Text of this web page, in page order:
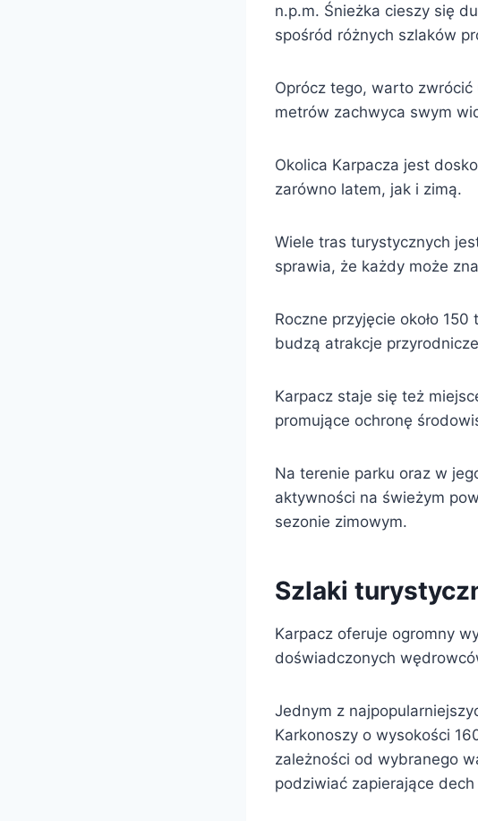
n.p.m. Śnieżka cieszy się
spośród różnych szlaków
Oprócz tego, warto
metrów zachwyca swym
Okolica Karpacza jest
zarówno latem, jak i zimą.
Wiele tras turystycznych
sprawia, że każdy może
Roczne przyjęcie około
budzą atrakcje
Karpacz staje się też
promujące ochronę
Na terenie parku oraz w
aktywności na świeżym
sezonie zimowym.
Szlaki
Karpacz oferuje ogromny
doświadczonych
Jednym z
Karkonoszy o wysokości
zależności od wybranego
podziwiać zapierające